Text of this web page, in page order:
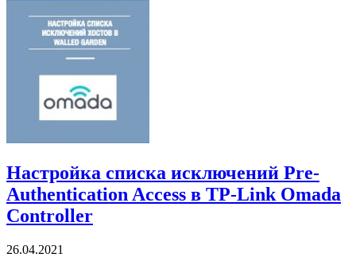
Настройка списка исключений Pre-
Authentication Access в TP-Link Omada
Controller
26.04.2021